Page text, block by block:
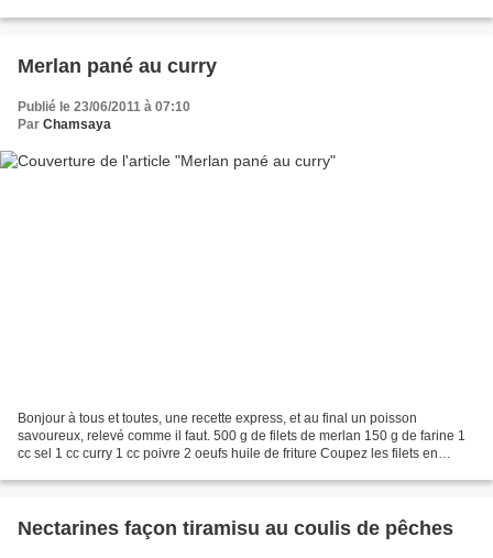
Merlan pané au curry
Publié le 23/06/2011 à 07:10
Par Chamsaya
Bonjour à tous et toutes, une recette express, et au final un poisson
savoureux, relevé comme il faut. 500 g de filets de merlan 150 g de farine 1
cc sel 1 cc curry 1 cc poivre 2 oeufs huile de friture Coupez les filets en
Nectarines façon tiramisu au coulis de pêches